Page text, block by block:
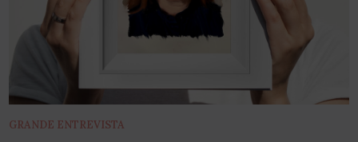
GRANDE ENTREVISTA